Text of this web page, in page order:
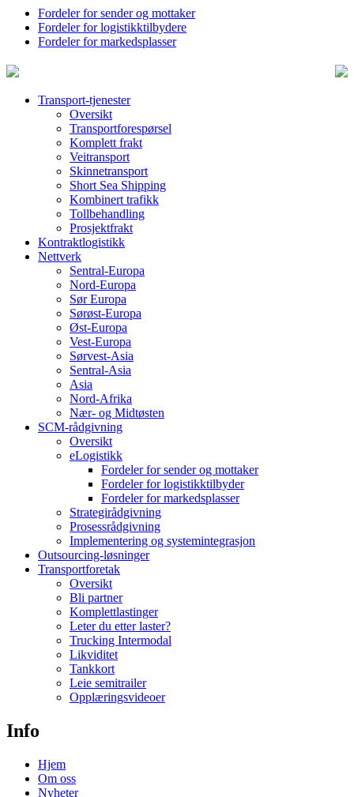
Fordeler for sender og mottaker
Fordeler for logistikktilbydere
Fordeler for markedsplasser
Transport-tjenester
Oversikt
Transportforespørsel
Komplett frakt
Veitransport
Skinnetransport
Short Sea Shipping
Kombinert trafikk
Tollbehandling
Prosjektfrakt
Kontraktlogistikk
Nettverk
Sentral-Europa
Nord-Europa
Sør Europa
Sørøst-Europa
Øst-Europa
Vest-Europa
Sørvest-Asia
Sentral-Asia
Asia
Nord-Afrika
Nær- og Midtøsten
SCM-rådgivning
Oversikt
eLogistikk
Fordeler for sender og mottaker
Fordeler for logistikktilbyder
Fordeler for markedsplasser
Strategirådgivning
Prosessrådgivning
Implementering og systemintegrasjon
Outsourcing-løsninger
Transportforetak
Oversikt
Bli partner
Komplettlastinger
Leter du etter laster?
Trucking Intermodal
Likviditet
Tankkort
Leie semitrailer
Opplæringsvideoer
Info
Hjem
Om oss
Nyheter